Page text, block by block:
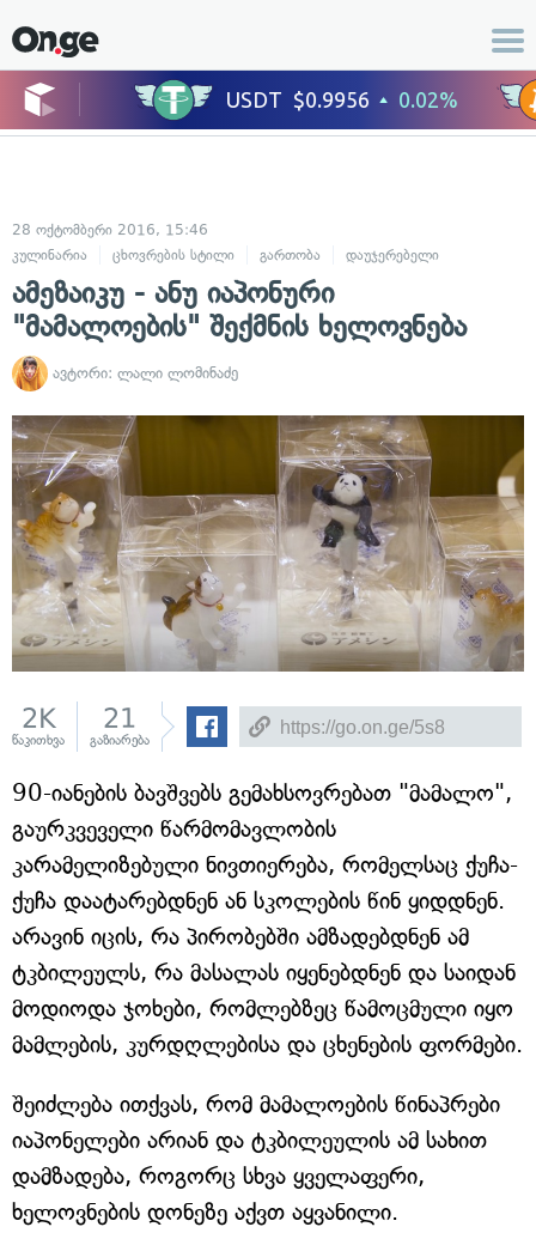
28 ოქტომბერი 2016, 15:46
კულინარია
ცხოვრების სტილი გართობა დაუჯერებელი
ამეზაიკუ - ანუ იაპონური
"მამალოების" შექმნის ხელოვნება
ავტორი: ლალი ლომინაძე
2K
წაკითხვა
21
გაზიარება
90-იანების ბავშვებს გემახსოვრებათ "მამალო",
გაურკვეველი წარმომავლობის
კარამელიზებული ნივთიერება, რომელსაც ქუჩა-
ქუჩა დაატარებდნენ ან სკოლების წინ ყიდდნენ.
არავინ იცის, რა პირობებში ამზადებდნენ ამ
ტკბილეულს, რა მასალას იყენებდნენ და საიდან
მოდიოდა ჯოხები, რომლებზეც წამოცმული იყო
მამლების, კურდღლებისა და ცხენების ფორმები.
შეიძლება ითქვას, რომ მამალოების წინაპრები
იაპონელები არიან და ტკბილეულის ამ სახით
დამზადება, როგორც სხვა ყველაფერი,
ხელოვნების დონეზე აქვთ აყვანილი.